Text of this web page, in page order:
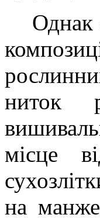
Однак
ниток
місце
на